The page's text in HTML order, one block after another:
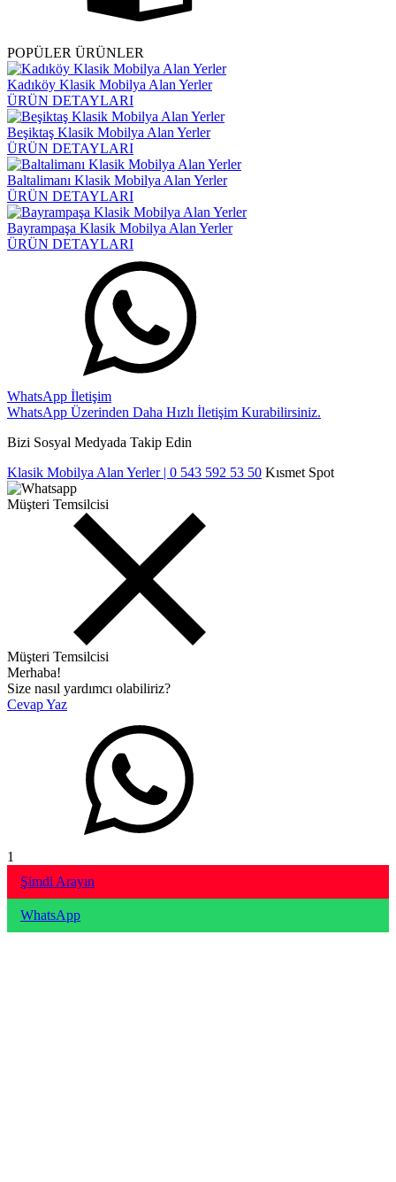
POPÜLER ÜRÜNLER
Kadıköy Klasik Mobilya Alan Yerler
ÜRÜN DETAYLARI
Beşiktaş Klasik Mobilya Alan Yerler
ÜRÜN DETAYLARI
Baltalimanı Klasik Mobilya Alan Yerler
ÜRÜN DETAYLARI
Bayrampaşa Klasik Mobilya Alan Yerler
ÜRÜN DETAYLARI
WhatsApp İletişim
WhatsApp Üzerinden Daha Hızlı İletişim Kurabilirsiniz.
Bizi Sosyal Medyada Takip Edin
Klasik Mobilya Alan Yerler | 0 543 592 53 50 Kısmet Spot
Müşteri Temsilcisi
Müşteri Temsilcisi
Merhaba!
Size nasıl yardımcı olabiliriz?
Cevap Yaz
1
Şimdi Arayın
WhatsApp